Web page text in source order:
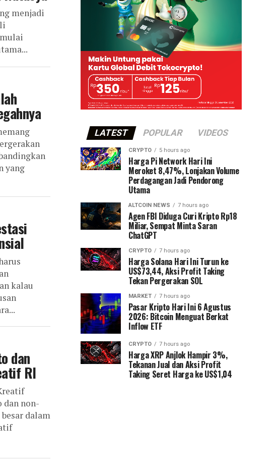
menjadi
yang
kalau
dan
RI
dan non-
dalam
LATEST POPULAR VIDEOS
CRYPTO 5 hours ago
Harga Pi Network Hari Ini
Meroket 8,47%, Lonjakan Volume
Perdagangan Jadi Pendorong
Utama
ALTCOIN NEWS 7 hours ago
Agen FBI Diduga Curi Kripto Rp18
Miliar, Sempat Minta Saran
ChatGPT
CRYPTO 7 hours ago
Harga Solana Hari Ini Turun ke
US$73,44, Aksi Profit Taking
Tekan Pergerakan SOL
MARKET 7 hours ago
Pasar Kripto Hari Ini 6 Agustus
2026: Bitcoin Menguat Berkat
Inflow ETF
CRYPTO 7 hours ago
Harga XRP Anjlok Hampir 3%,
Tekanan Jual dan Aksi Profit
Taking Seret Harga ke US$1,04